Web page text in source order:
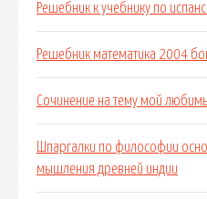
Решебник к учебнику по
Решебник математика 2004
Сочинение на тему мой
Шпаргалки по философии
мышления древней индии